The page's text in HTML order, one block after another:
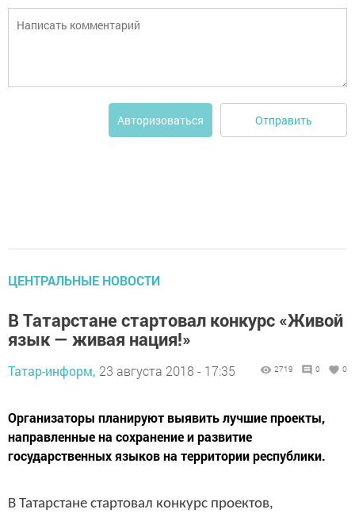
Авторизоваться Отправить
ЦЕНТРАЛЬНЫЕ НОВОСТИ
В Татарстане стартовал конкурс «Живой
язык — живая нация!»
Татар-информ, 23 августа 2018 - 17:35 2719 0 0
Организаторы планируют выявить лучшие проекты,
направленные на сохранение и развитие
государственных языков на территории республики.
В Татарстане стартовал конкурс проектов,